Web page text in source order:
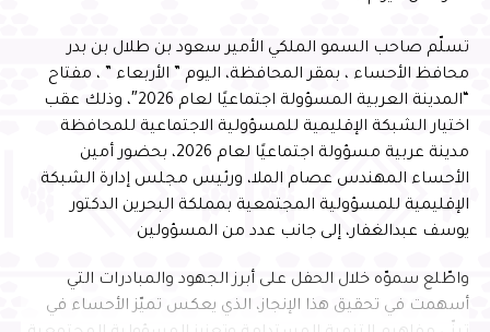
تسلّم صاحب السمو الملكي الأمير سعود بن طلال بن بدر
محافظ الأحساء ، بمقر المحافظة، اليوم ” الأربعاء ” ، مفتاح
“المدينة العربية المسؤولة اجتماعيًا لعام 2026″، وذلك عقب
اختيار الشبكة الإقليمية للمسؤولية الاجتماعية للمحافظة
مدينة عربية مسؤولة اجتماعيًا لعام 2026، بحضور أمين
الأحساء المهندس عصام الملا، ورئيس مجلس إدارة الشبكة
الإقليمية للمسؤولية المجتمعية بمملكة البحرين الدكتور
يوسف عبدالغفار، إلى جانب عدد من المسؤولين
واطّلع سموّه خلال الحفل على أبرز الجهود والمبادرات التي
أسهمت في تحقيق هذا الإنجاز، الذي يعكس تميّز الأحساء في